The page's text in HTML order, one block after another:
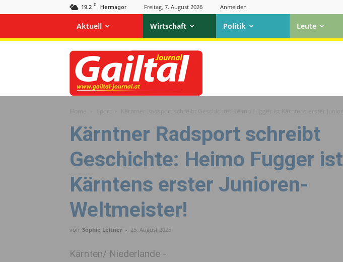
19.2 C Hermagor Freitag, 7. August 2026 Anmelden
Aktuell Wirtschaft Politik Leute
Gailtal
Journal
Kärntner Radsport schreibt
Geschichte: Heimo Fugger ist
Kärntens erster Junioren-
Weltmeister!
von Sophie Leitner - 25. August 2025
Kärnten/ Niederlande -